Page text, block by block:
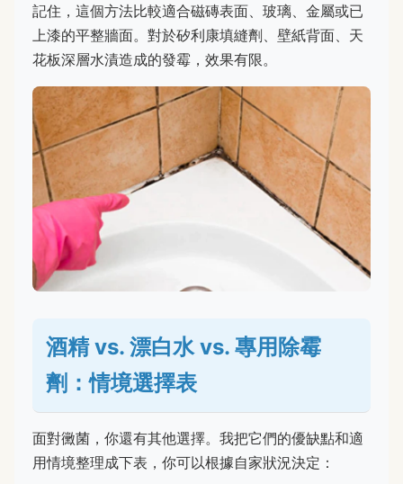
記住，這個方法比較適合磁磚表面、玻璃、金屬或已
上漆的平整牆面。對於矽利康填縫劑、壁紙背面、天
花板深層水漬造成的發霉，效果有限。
酒精 vs. 漂白水 vs. 專用除霉
劑：情境選擇表
面對黴菌，你還有其他選擇。我把它們的優缺點和適
用情境整理成下表，你可以根據自家狀況決定：